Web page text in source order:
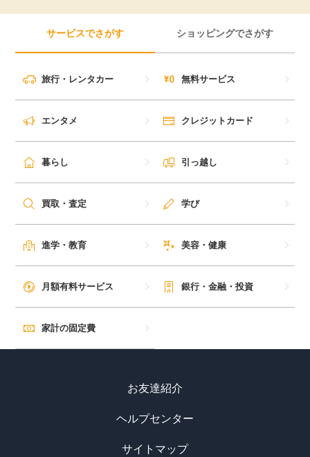
サービスでさがす ショッピングでさがす
旅行・レンタカー 無料サービス
エンタメ クレジットカード
暮らし 引っ越し
買取・査定 学び
進学・教育 美容・健康
月額有料サービス 銀行・金融・投資
家計の固定費
お友達紹介
ヘルプセンター
サイトマップ